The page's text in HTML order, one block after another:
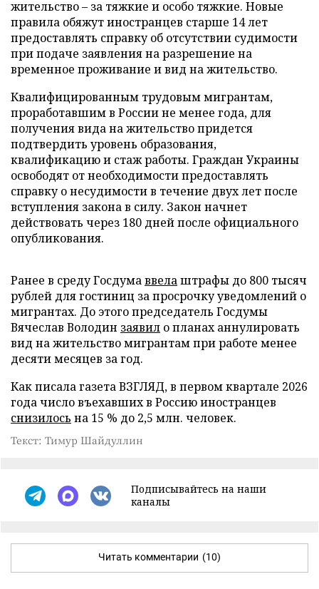
жительство – за тяжкие и особо тяжкие. Новые
правила обяжут иностранцев старше 14 лет
предоставлять справку об отсутствии судимости
при подаче заявления на разрешение на
временное проживание и вид на жительство.
Квалифицированным трудовым мигрантам,
проработавшим в России не менее года, для
получения вида на жительство придется
подтвердить уровень образования,
квалификацию и стаж работы. Граждан Украины
освободят от необходимости предоставлять
справку о несудимости в течение двух лет после
вступления закона в силу. Закон начнет
действовать через 180 дней после официального
опубликования.
Ранее в среду Госдумаввелаштрафы до 800 тысяч
рублей для гостиниц за просрочку уведомлений о
мигрантах. До этого председатель Госдумы
Вячеслав Володин заявил о планах аннулировать
вид на жительство мигрантам при работе менее
десяти месяцев за год.
Как писала газета ВЗГЛЯД, в первом квартале 2026
года число въехавших в Россию иностранцев
снизилось на 15 % до 2,5 млн. человек.
Текст: Тимур Шайдуллин
Подписывайтесь на наши
каналы
Читать комментарии (10)